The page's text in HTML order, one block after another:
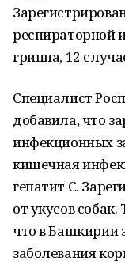
респираторной
гриппа, 12
Специалист
добавила, что
инфекционных
кишечная
гепатит С.
от укусов
что в Башкирии
заболевания